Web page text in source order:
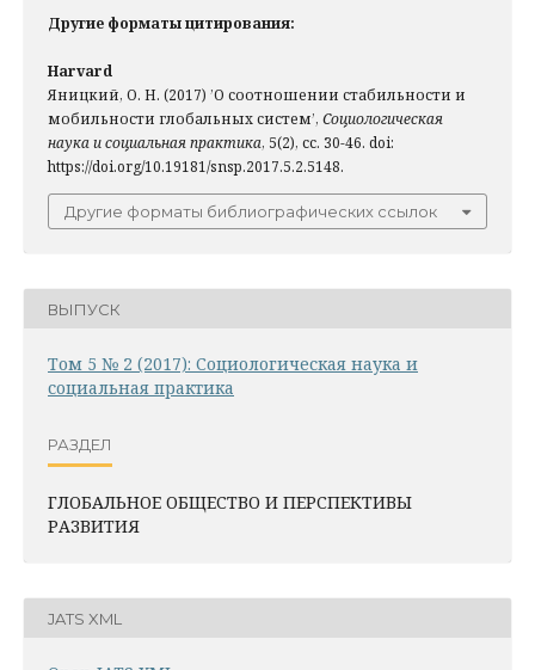
Другие форматы цитирования:
Harvard
Яницкий, О. Н. (2017) ’О соотношении стабильности и
мобильности глобальных систем’, Социологическая
наука и социальная практика, 5(2), сс. 30-46. doi:
https://doi.org/10.19181/snsp.2017.5.2.5148.
Другие форматы библиографических ссылок
ВЫПУСК
Том 5 № 2 (2017): Социологическая наука и
социальная практика
РАЗДЕЛ
ГЛОБАЛЬНОЕ ОБЩЕСТВО И ПЕРСПЕКТИВЫ
РАЗВИТИЯ
JATS XML